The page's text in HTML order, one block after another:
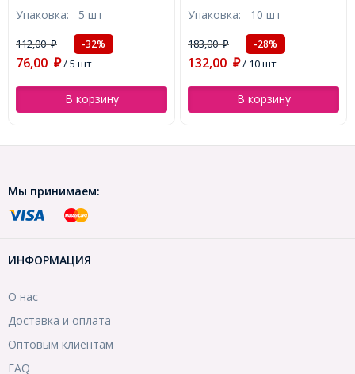
Размер: 63x47x1мм,
Отверстие 3мм,
(УТ100015009)
Упаковка: 5 шт
112,00₽ -32%
76,00 ₽/ 5 шт
В корзину
0.5мм, (УТ100019752)
Упаковка: 10 шт
183,00₽ -28%
132,00 ₽/ 10 шт
В корзину
Мы принимаем:
ИНФОРМАЦИЯ
О нас
Доставка и оплата
Оптовым клиентам
FAQ